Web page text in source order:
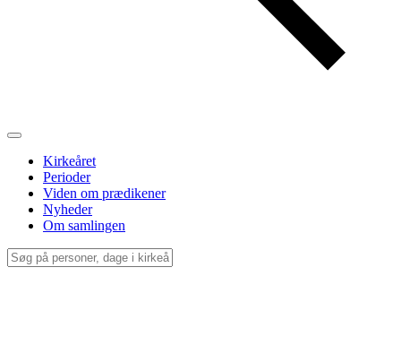
Kirkeåret
Perioder
Viden om prædikener
Nyheder
Om samlingen